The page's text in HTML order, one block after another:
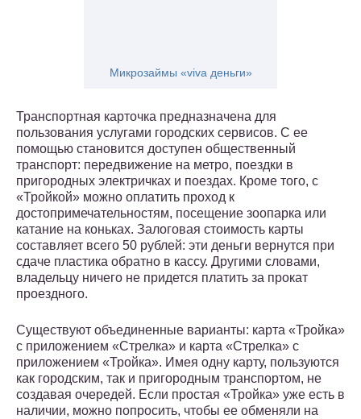
Микрозаймы «viva деньги»
Транспортная карточка предназначена для
пользования услугами городских сервисов. С ее
помощью становится доступен общественный
транспорт: передвижение на метро, поездки в
пригородных электричках и поездах. Кроме того, с
«Тройкой» можно оплатить проход к
достопримечательностям, посещение зоопарка или
катание на коньках. Залоговая стоимость карты
составляет всего 50 рублей: эти деньги вернутся при
сдаче пластика обратно в кассу. Другими словами,
владельцу ничего не придется платить за прокат
проездного.
Существуют объединенные варианты: карта «Тройка»
с приложением «Стрелка» и карта «Стрелка» с
приложением «Тройка». Имея одну карту, пользуются
как городским, так и пригородным транспортом, не
создавая очередей. Если простая «Тройка» уже есть в
наличии, можно попросить, чтобы ее обменяли на